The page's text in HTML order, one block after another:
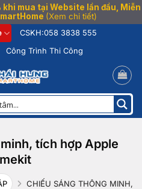
mua tại Website lần đầu, Miễn
(Xem chi tiết)
CSKH:058 3838 555
Công Trình Thi Công
tích hợp Apple
CHIẾU SÁNG THÔNG MINH,